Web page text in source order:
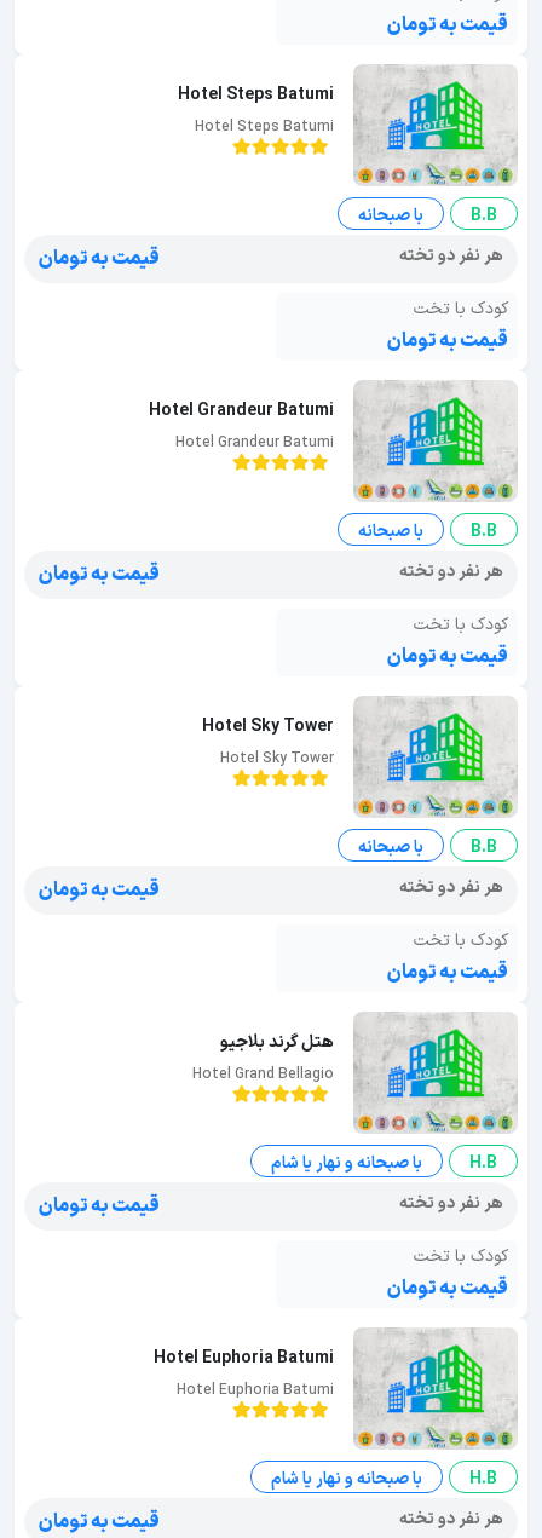
قیمت به تومان
Hotel Steps Batumi
Hotel Steps Batumi
B.B
با صبحانه
هر نفر دو تخته
قیمت به تومان
کودک با تخت
قیمت به تومان
Hotel Grandeur Batumi
Hotel Grandeur Batumi
B.B
با صبحانه
هر نفر دو تخته
قیمت به تومان
کودک با تخت
قیمت به تومان
Hotel Sky Tower
Hotel Sky Tower
B.B
با صبحانه
هر نفر دو تخته
قیمت به تومان
کودک با تخت
قیمت به تومان
هتل گرند بلاجیو
Hotel Grand Bellagio
H.B
با صبحانه و نهار یا شام
هر نفر دو تخته
قیمت به تومان
کودک با تخت
قیمت به تومان
Hotel Euphoria Batumi
Hotel Euphoria Batumi
H.B
با صبحانه و نهار یا شام
هر نفر دو تخته
قیمت به تومان